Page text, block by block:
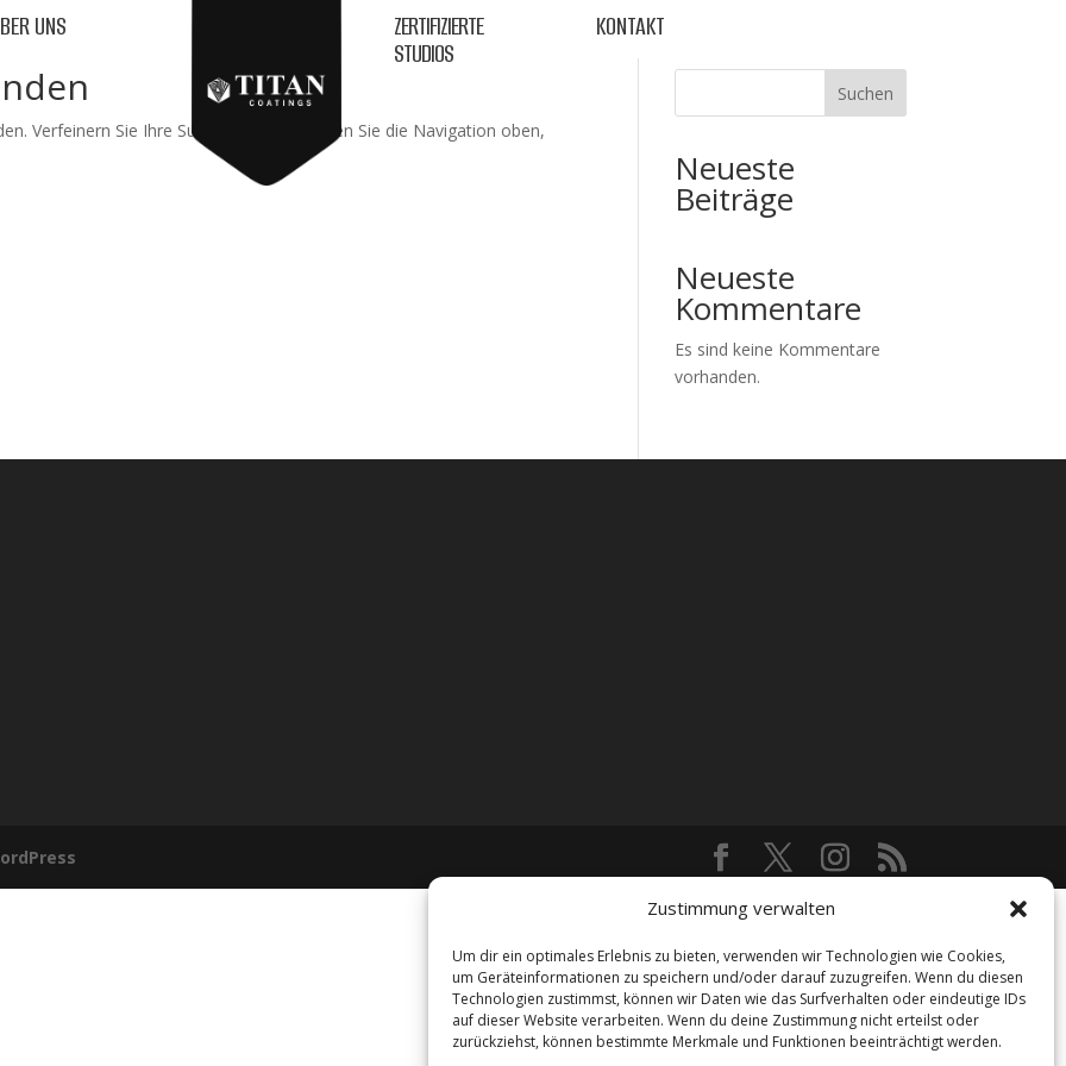
Zustimmung verwalten
Um dir ein optimales Erlebnis zu bieten, verwenden wir Technologien wie Cookies,
um Geräteinformationen zu speichern und/oder darauf zuzugreifen. Wenn du diesen
Technologien zustimmst, können wir Daten wie das Surfverhalten oder eindeutige IDs
auf dieser Website verarbeiten. Wenn du deine Zustimmung nicht erteilst oder
zurückziehst, können bestimmte Merkmale und Funktionen beeinträchtigt werden.
UNS
ZERTIFIZIERTE
STUDIOS
KONTAKT
Verfeinern Sie Ihre Suche oder verwenden Sie die Navigation oben,
Suchen
Neueste
Beiträge
Neueste
Kommentare
Es sind keine Kommentare
vorhanden.